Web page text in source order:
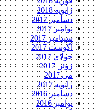
ژانویه 2018
دسامبر 2017
نوامبر 2017
سپتامبر 2017
آگوست 2017
جولای 2017
ژوئن 2017
می 2017
ژانویه 2017
دسامبر 2016
نوامبر 2016